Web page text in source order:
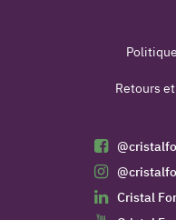
Retours
Cristal